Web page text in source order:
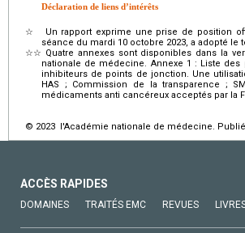
Déclaration de liens d’intérêts
☆
Un rapport exprime une prise de position
séance du mardi 10 octobre 2023, a adopté le
☆☆ Quatre annexes sont disponibles dans la
nationale de médecine. Annexe 1 : Liste des
inhibiteurs de points de jonction. Une
HAS ; Commission de la transparence ;
médicaments anti cancéreux acceptés par la
© 2023 l'Académie nationale de médecine.
ACCÈS RAPIDES
DOMAINES TRAITÉS EMC REVUES